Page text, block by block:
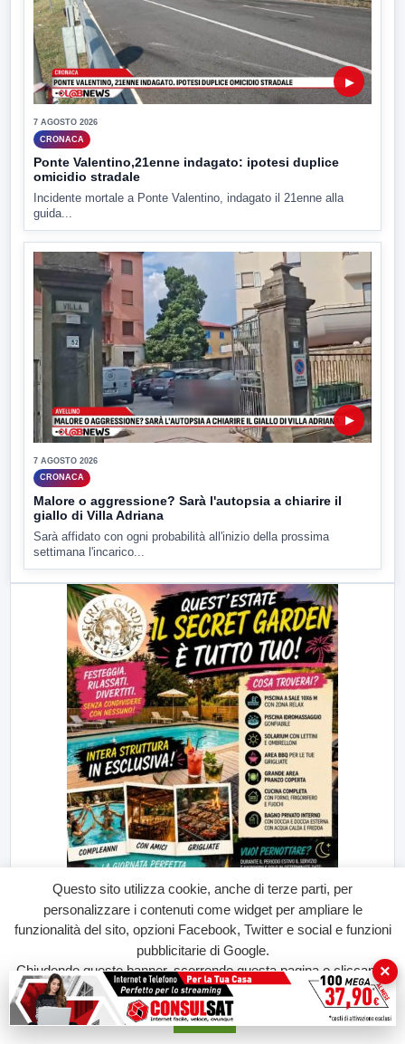
▶
7 AGOSTO 2026
CRONACA
Ponte Valentino,21enne indagato: ipotesi duplice
omicidio stradale
Incidente mortale a Ponte Valentino, indagato il 21enne alla
guida...
▶
7 AGOSTO 2026
CRONACA
Malore o aggressione? Sarà l'autopsia a chiarire il
giallo di Villa Adriana
Sarà affidato con ogni probabilità all'inizio della prossima
settimana l'incarico...
Questo sito utilizza cookie, anche di terze parti, per
personalizzare i contenuti come widget per ampliare le
funzionalità del sito, opzioni Facebook, Twitter e social e funzioni
pubblicitarie di Google.
Chiudendo questo banner, scorrendo questa pagina o cliccando
su qualunque suo elemento acconsenti all'uso dei cookie.
Accetta
×